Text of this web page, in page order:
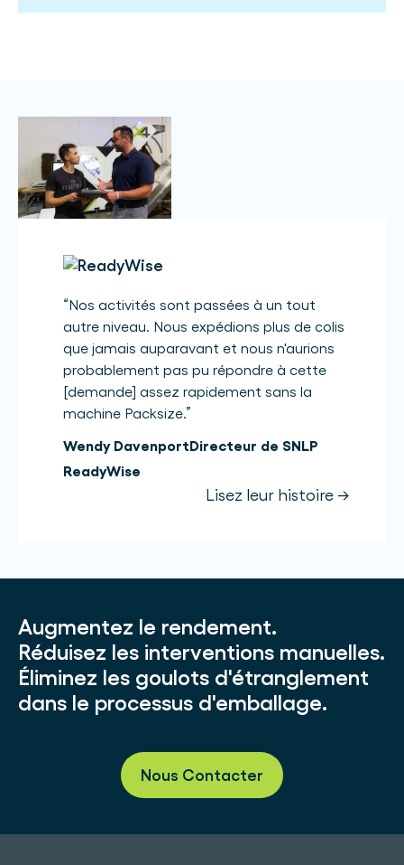
“Nos activités sont passées à un tout
autre niveau. Nous expédions plus de colis
que jamais auparavant et nous n'aurions
probablement pas pu répondre à cette
[demande] assez rapidement sans la
machine Packsize.”
Wendy DavenportDirecteur de SNLP
ReadyWise
Lisez leur histoire →
Augmentez le rendement.
Réduisez les interventions manuelles.
Éliminez les goulots d'étranglement
dans le processus d'emballage.
Nous Contacter